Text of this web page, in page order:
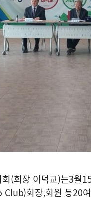
(회장 이덕교)는3월15
Club)회장,회원 등20